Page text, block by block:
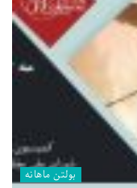
بولتن ماهانه